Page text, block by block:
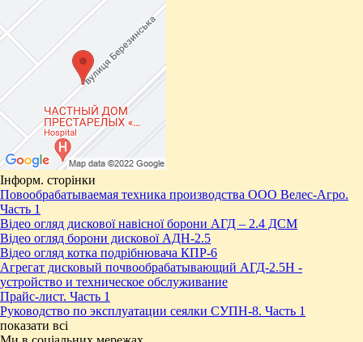
Інформ. сторінки
Повообрабатываемая техника производства ООО Велес-Агро.
Часть 1
Відео огляд дискової навісної борони АГД – 2.4 ДСМ
Відео огляд борони дискової АДН-2.5
Відео огляд котка подрібнювача КПР-6
Агрегат дисковый почвообрабатывающий АГД-2.5Н -
устройство и техническое обслуживание
Прайс-лист. Часть 1
Руководство по эксплуатации сеялки СУПН-8. Часть 1
показати всі